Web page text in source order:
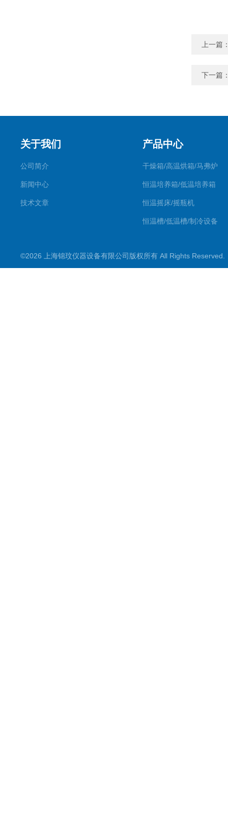
上一篇
下一篇
关于我们
公司简介
新闻中心
技术文章
产品中心
干燥箱/高温烘箱/马弗炉
恒温培养箱/低温培养箱
恒温摇床/摇瓶机
恒温槽/低温槽/制冷设备
超声波仪器
©2026 上海锦玟仪器设备有限公司版权所有 All Rights